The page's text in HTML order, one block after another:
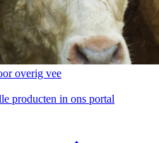
overig vee
producten in ons portal